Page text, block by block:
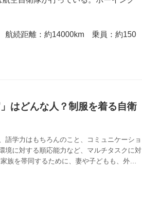
続距離：約14000km 乗員：約150
はどんな人？制服を着る自衛
語学力はもちろんのこと、コミュニケーショ
境に対する順応能力など、マルチタスクに対
族を帯同するために、妻や子どもも、外交
赴任が決まると、準備に、われわれが知ら
、どのようにつくられるのか、その一端を